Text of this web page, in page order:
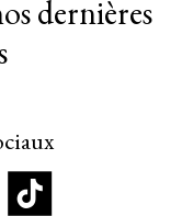
dernières